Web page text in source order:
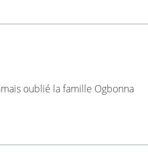
oublié la famille Ogbonna